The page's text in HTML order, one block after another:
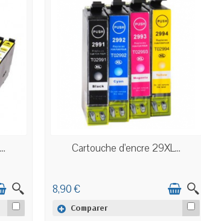
EN STOCK
Cartouche d'encre 29XL...
8,90 €
Comparer